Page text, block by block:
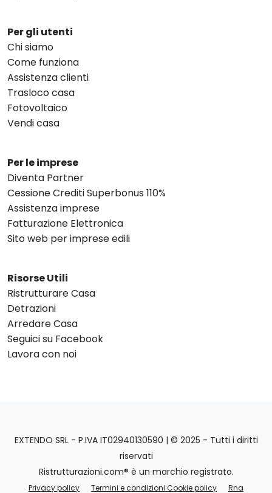
Per gli utenti
Chi siamo
Come funziona
Assistenza clienti
Trasloco casa
Fotovoltaico
Vendi casa
Per le imprese
Diventa Partner
Cessione Crediti Superbonus 110%
Assistenza imprese
Fatturazione Elettronica
Sito web per imprese edili
Risorse Utili
Ristrutturare Casa
Detrazioni
Arredare Casa
Seguici su Facebook
Lavora con noi
EXTENDO SRL - P.IVA IT02940130590 | © 2025 - Tutti i diritti
riservati
Ristrutturazioni.com® è un marchio registrato.
Privacy policy Termini e condizioni Cookie policy Rna